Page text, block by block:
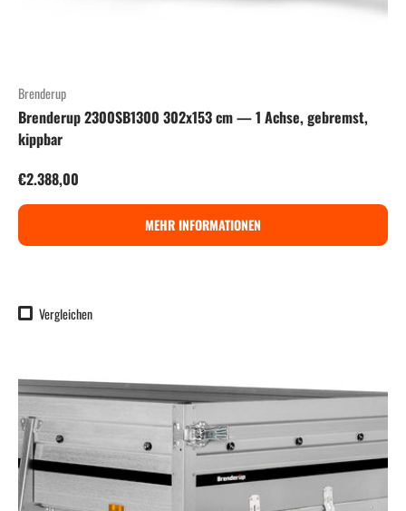
Brenderup
Brenderup 2300SB1300 302x153 cm — 1 Achse, gebremst,
kippbar
Normaler Preis
€2.388,00
MEHR INFORMATIONEN
Vergleichen